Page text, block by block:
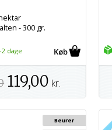
- 300 gr.
dage
119,00 kr.
Beurer